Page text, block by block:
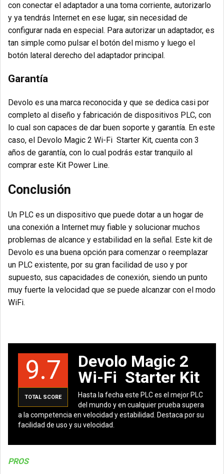
con conectar el adaptador a una toma corriente, autorizarlo
y ya tendrás Internet en ese lugar, sin necesidad de
configurar nada en especial. Para autorizar un adaptador, es
tan simple como pulsar el botón del mismo y luego el
botón lateral derecho del adaptador principal.
Garantía
Devolo es una marca reconocida y que se dedica casi por
completo al diseño y fabricación de dispositivos PLC, con
lo cual son capaces de dar buen soporte y garantía. En este
caso, el Devolo Magic 2 Wi-Fi Starter Kit, cuenta con 3
años de garantía, con lo cual podrás estar tranquilo al
comprar este Kit Power Line.
Conclusión
Un PLC es un dispositivo que puede dotar a un hogar de
una conexión a Internet muy fiable y solucionar muchos
problemas de alcance y estabilidad en la señal. Este kit de
Devolo es una buena opción para comenzar o reemplazar
un PLC existente, por su gran facilidad de uso y por
supuesto, sus capacidades de conexión, siendo un punto
muy fuerte la velocidad que se puede alcanzar con el modo
WiFi.
9.7
TOTAL SCORE
Devolo Magic 2
Wi-Fi Starter Kit
Hasta la fecha este PLC es el mejor PLC
del mundo y en cualquier prueba supera
a la competencia en velocidad y estabilidad. Destaca por su
facilidad de uso y su velocidad.
PROS